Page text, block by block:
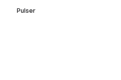
Pulser